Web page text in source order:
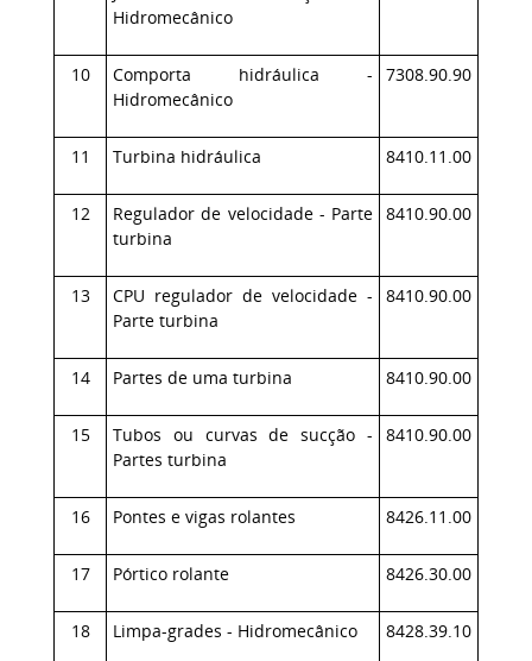
Hidromecânico
10
Comporta hidráulica -
Hidromecânico
7308.90.90
11 Turbina hidráulica 8410.11.00
12
Regulador de velocidade - Parte
turbina
8410.90.00
13
CPU regulador de velocidade -
Parte turbina
8410.90.00
14 Partes de uma turbina 8410.90.00
15
Tubos ou curvas de sucção -
Partes turbina
8410.90.00
16 Pontes e vigas rolantes 8426.11.00
17 Pórtico rolante 8426.30.00
18 Limpa-grades - Hidromecânico 8428.39.10